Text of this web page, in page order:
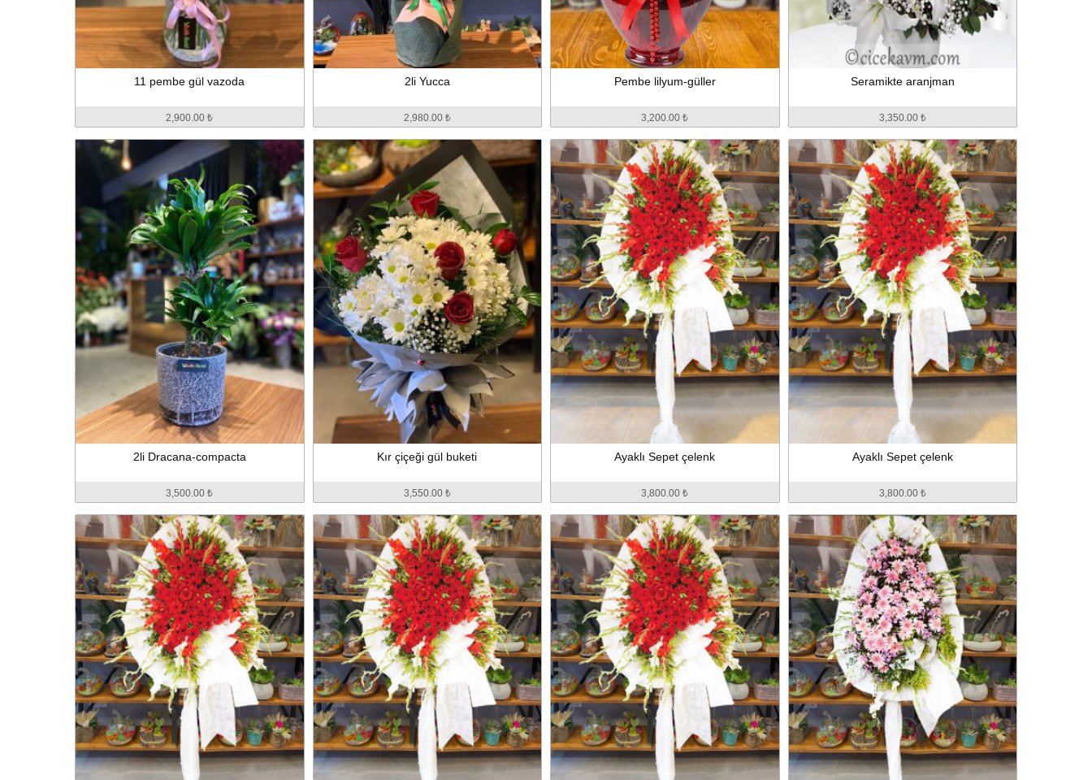
11 pembe gül vazoda
2,900.00 ₺
2li Yucca
2,980.00 ₺
Pembe lilyum-güller
3,200.00 ₺
Seramikte aranjman
3,350.00 ₺
2li Dracana-compacta
3,500.00 ₺
Kır çiçeği gül buketi
3,550.00 ₺
Ayaklı Sepet çelenk
3,800.00 ₺
Ayaklı Sepet çelenk
3,800.00 ₺